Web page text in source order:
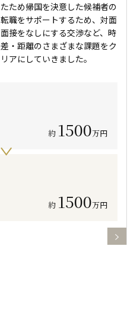
たため帰国を決意した候補者の
転職をサポートするため、対面
面接をなしにする交渉など、時
差・距離のさまざまな課題をク
リアにしていきました。
約 1500万円
約 1500万円